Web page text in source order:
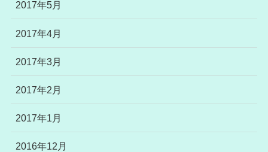
2017年5月
2017年4月
2017年3月
2017年2月
2017年1月
2016年12月